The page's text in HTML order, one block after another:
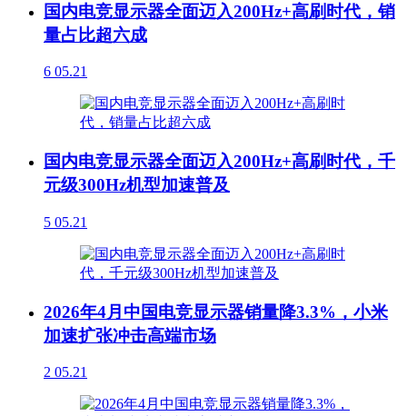
国内电竞显示器全面迈入200Hz+高刷时代，销
量占比超六成
6 05.21
国内电竞显示器全面迈入200Hz+高刷时代，千
元级300Hz机型加速普及
5 05.21
2026年4月中国电竞显示器销量降3.3%，小米
加速扩张冲击高端市场
2 05.21